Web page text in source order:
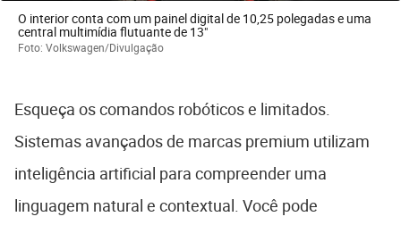
O interior conta com um painel digital de 10,25 polegadas e uma
central multimídia flutuante de 13"
Foto: Volkswagen/Divulgação
Esqueça os comandos robóticos e limitados.
Sistemas avançados de marcas premium utilizam
inteligência artificial para compreender uma
linguagem natural e contextual. Você pode